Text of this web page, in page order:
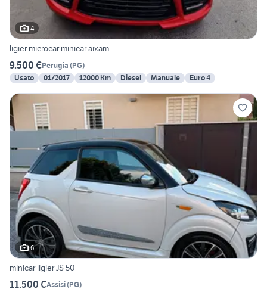
4
ligier microcar minicar aixam
9.500 €Perugia (PG)
Usato
01/2017 12000 Km Diesel Manuale Euro 4
6
minicar ligier JS 50
11.500 €Assisi(PG)